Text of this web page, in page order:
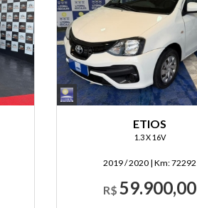
ETIOS
1.3 X 16V
2019 / 2020 |Km:72292
R$ 59.900,00